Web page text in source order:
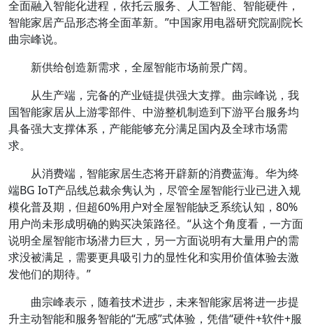
全面融入智能化进程，依托云服务、人工智能、智能硬件，
智能家居产品形态将全面革新。”中国家用电器研究院副院长
曲宗峰说。
新供给创造新需求，全屋智能市场前景广阔。
从生产端，完备的产业链提供强大支撑。曲宗峰说，我
国智能家居从上游零部件、中游整机制造到下游平台服务均
具备强大支撑体系，产能能够充分满足国内及全球市场需
求。
从消费端，智能家居生态将开辟新的消费蓝海。华为终
端BG IoT产品线总裁余隽认为，尽管全屋智能行业已进入规
模化普及期，但超60%用户对全屋智能缺乏系统认知，80%
用户尚未形成明确的购买决策路径。“从这个角度看，一方面
说明全屋智能市场潜力巨大，另一方面说明有大量用户的需
求没被满足，需要更具吸引力的显性化和实用价值体验去激
发他们的期待。”
曲宗峰表示，随着技术进步，未来智能家居将进一步提
升主动智能和服务智能的“无感”式体验，凭借“硬件+软件+服